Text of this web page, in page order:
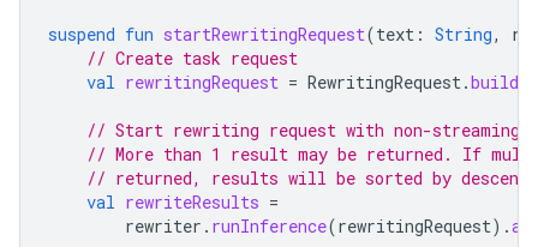
suspend fun startRewritingRequest(text : String,
// Create task request
val rewritingRequest = RewritingRequest.builder
// Start rewriting request with non-streaming
// More than 1 result may be returned. If
// returned, results will be sorted by
val rewriteResults =
rewriter . runInference(rewritingRequest).